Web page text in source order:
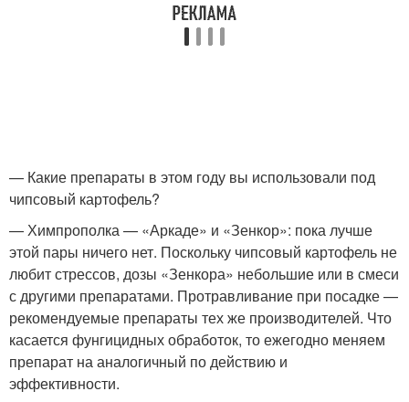
— Какие препараты в этом году вы использовали под
чипсовый картофель?
— Химпрополка — «Аркаде» и «Зенкор»: пока лучше
этой пары ничего нет. Поскольку чипсовый картофель не
любит стрессов, дозы «Зенкора» небольшие или в смеси
с другими препаратами. Протравливание при посадке —
рекомендуемые препараты тех же производителей. Что
касается фунгицидных обработок, то ежегодно меняем
препарат на аналогичный по действию и
эффективности.